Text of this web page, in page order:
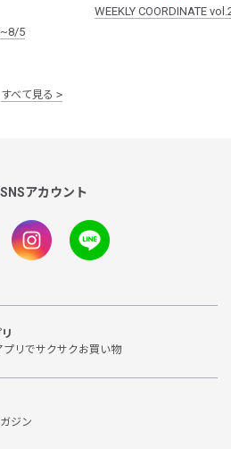
5
WEEKLY COORDINATE
すべて見る
アカウント
プリでサクサクお買い物
ジン